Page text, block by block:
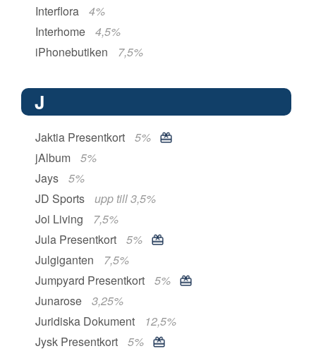
Interflora
4%
Interhome
4,5%
iPhonebutiken
7,5%
J
Jaktia Presentkort
5%
jAlbum
5%
Jays
5%
JD Sports
upp till 3,5%
Joi Living
7,5%
Jula Presentkort
5%
Julgiganten
7,5%
Jumpyard Presentkort
5%
Junarose
3,25%
Juridiska Dokument
12,5%
Jysk Presentkort
5%